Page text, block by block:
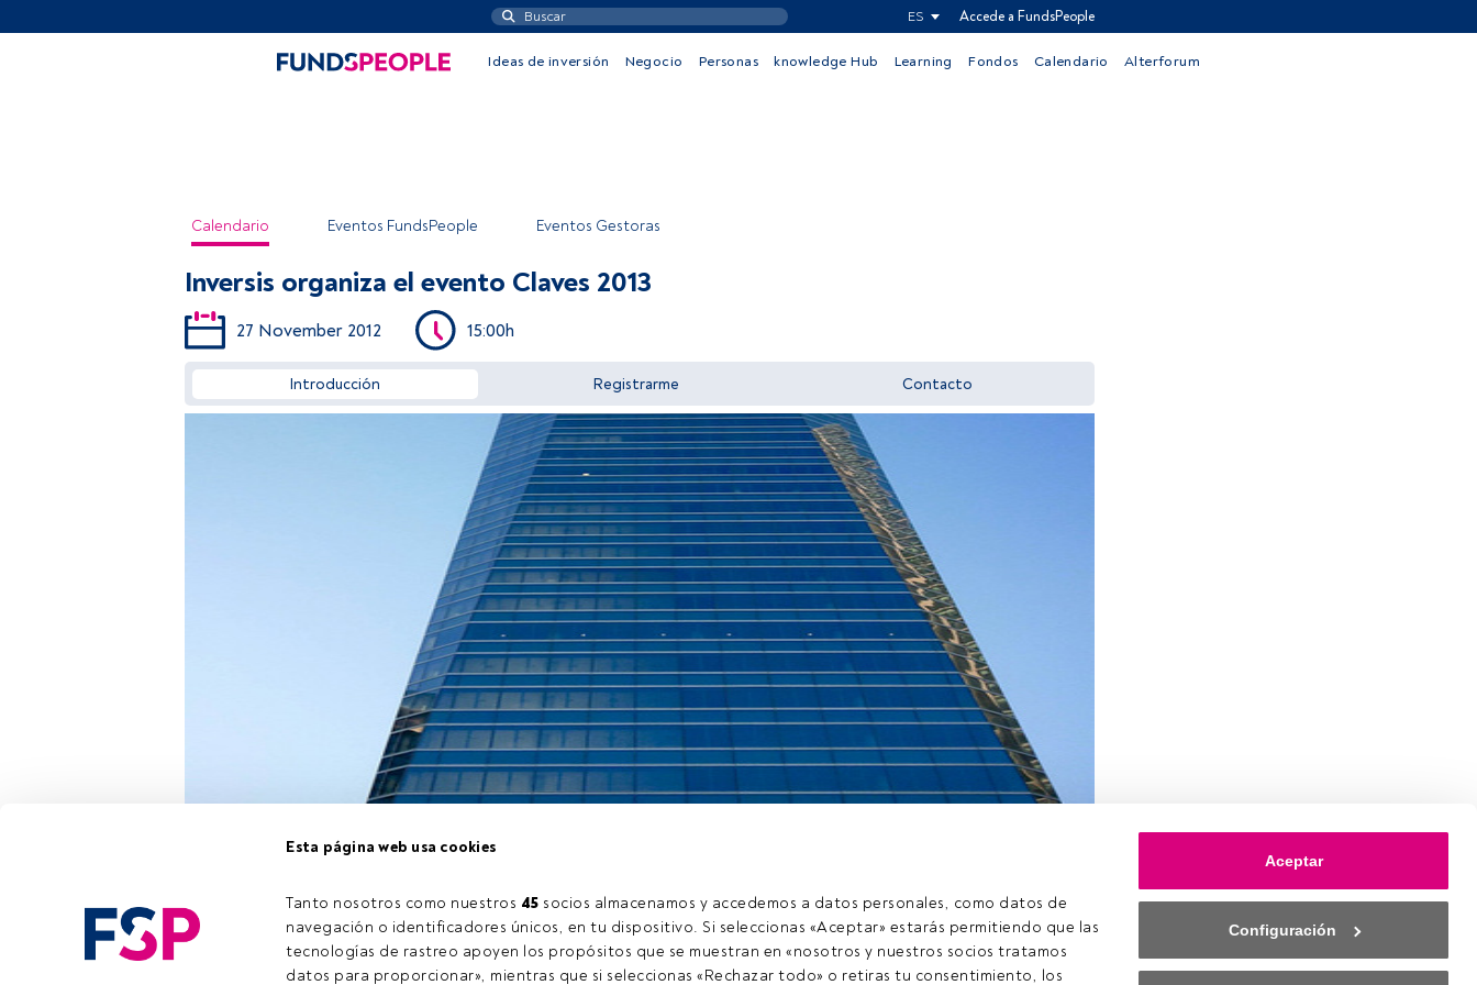
Esta página web usa cookies
Tanto nosotros como nuestros 45 socios almacenamos y accedemos a datos personales, como datos de
navegación o identificadores únicos, en tu dispositivo. Si seleccionas «Aceptar» estarás permitiendo que las
tecnologías de rastreo apoyen los propósitos que se muestran en «nosotros y nuestros socios tratamos
datos para proporcionar», mientras que si seleccionas «Rechazar todo» o retiras tu consentimiento, los
Aceptar
Configuración
ES Accede a FundsPeople
Ideas de inversión Negocio Personas knowledge Hub Learning Fondos Calendario Alterforum
Calendario Eventos FundsPeople Eventos Gestoras
Acceder a FundsPeople
Inversis organiza el evento Claves 2013
27 November 2012 15:00h
Introducción Registrarme Contacto
Este es un artículo exclusivo para los usuarios registrados de FundsPeople. Si ya estás
registrado, accede desde el botón Login. Si aún no tienes cuenta, te invitamos a
registrarte y disfrutar de todo el universo que ofrece FundsPeople.